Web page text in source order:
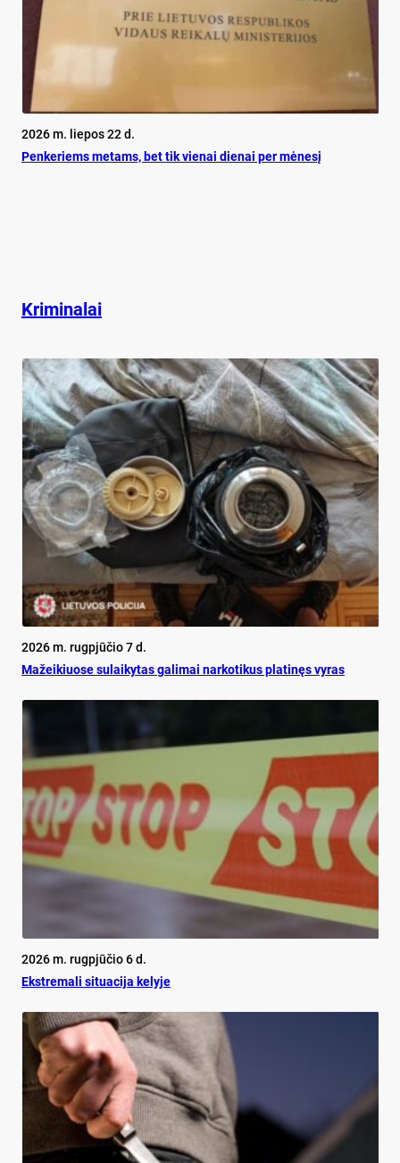
2026 m. liepos 22 d.
Pen­ke­riems me­tams, bet tik vie­nai die­nai per mė­ne­sį
Kriminalai
2026 m. rugpjūčio 7 d.
Mažeikiuose sulaikytas galimai narkotikus platinęs vyras
2026 m. rugpjūčio 6 d.
Ekst­re­ma­li si­tua­ci­ja ke­ly­je